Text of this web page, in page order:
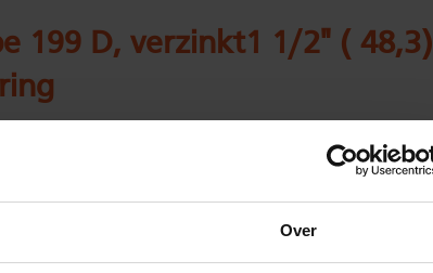
Over
199 D, verzinkt1 1/2" ( 48,3)